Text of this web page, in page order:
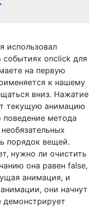
использовал
onclick для
на первую
к нашему
вниз. Нажатие
текущую анимацию
метода
порядок вещей.
нужно ли очистить
она равен false,
анимация, и
они начнут
демонстрирует